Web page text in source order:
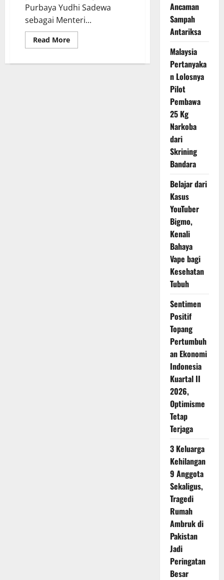
Purbaya Yudhi Sadewa
sebagai Menteri...
Read MoreRead
more
Nilai
Ancaman
Sampah
Antariksa
Malaysia
Pertanyaka
n Lolosnya
Pilot
Pembawa
25 Kg
Narkoba
dari
Skrining
Bandara
Belajar dari
Kasus
YouTuber
Bigmo,
Kenali
Bahaya
Vape bagi
Kesehatan
Tubuh
Sentimen
Positif
Topang
Pertumbuh
an Ekonomi
Indonesia
Kuartal II
2026,
Optimisme
Tetap
Terjaga
3 Keluarga
Kehilangan
9 Anggota
Sekaligus,
Tragedi
Rumah
Ambruk di
Pakistan
Jadi
Peringatan
Besar